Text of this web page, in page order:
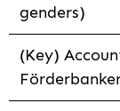
genders)
(Key)